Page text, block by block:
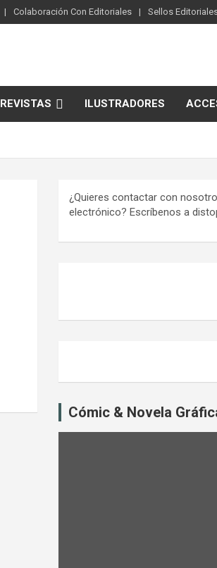
Colaboración Con Editoriales Sellos
REVISTAS ILUSTRADORES
¿Quieres contactar con
electrónico? Escríbenos a
Cómic & Novela